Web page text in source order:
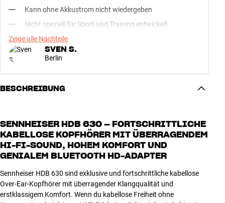
Kann ohne Akkustrom nicht wiedergeben
Nicht speziell für Sport und Training entwickelt
Zeige alle Nachteile
SVEN S.
Berlin
BESCHREIBUNG
SENNHEISER HDB 630 – FORTSCHRITTLICHE
KABELLOSE KOPFHÖRER MIT ÜBERRAGENDEM
HI-FI-SOUND, HOHEM KOMFORT UND
GENIALEM BLUETOOTH HD-ADAPTER
Sennheiser HDB 630 sind exklusive und fortschrittliche kabellose
Over-Ear-Kopfhörer mit überragender Klangqualität und
erstklassigem Komfort. Wenn du kabellose Freiheit ohne